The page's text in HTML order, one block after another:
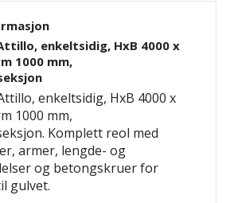
enkeltsidig, HxB 4000 x
1000 mm,
enkeltsidig, HxB 4000 x
1000 mm,
Komplett reol med
armer, lengde- og
og betongskruer for
gulvet.